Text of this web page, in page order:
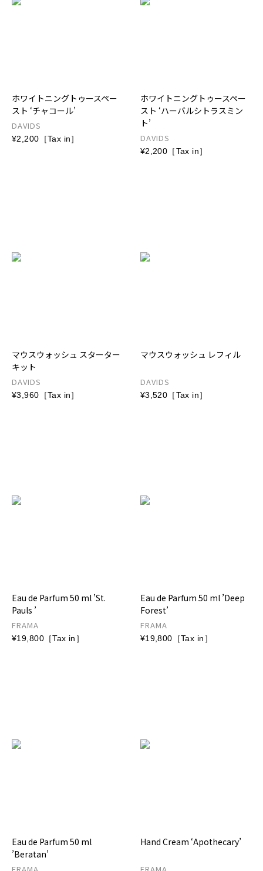
ホワイトニングトゥースペー
スト ‘チャコール’
DAVIDS
¥2,200［Tax in］
ホワイトニングトゥースペー
スト ‘ハーバルシトラスミン
ト’
DAVIDS
¥2,200［Tax in］
マウスウォッシュ スターター
キット
DAVIDS
¥3,960［Tax in］
マウスウォッシュ レフィル
DAVIDS
¥3,520［Tax in］
Eau de Parfum 50 ml ’St.
Pauls ’
FRAMA
¥19,800［Tax in］
Eau de Parfum 50 ml ’Deep
Forest’
FRAMA
¥19,800［Tax in］
Eau de Parfum 50 ml
’Beratan’
FRAMA
Hand Cream ‘Apothecary’
FRAMA